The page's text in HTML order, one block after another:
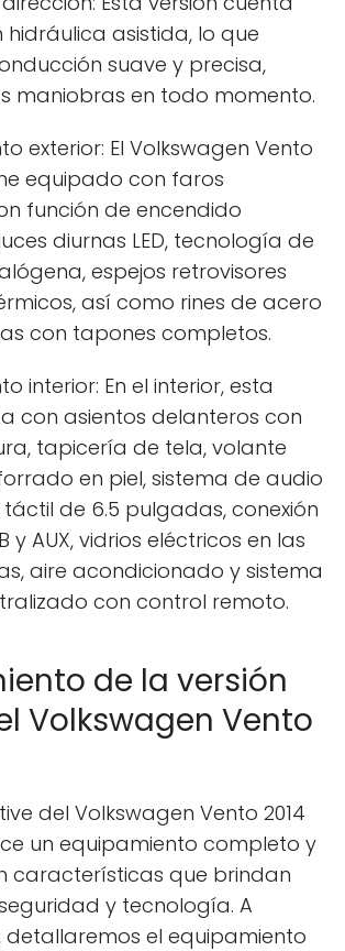
hidráulica asistida, lo que
suave y precisa,
maniobras en todo momento.
exterior: El Volkswagen Vento
equipado con faros
función de encendido
diurnas LED, tecnología de
espejos retrovisores
así como rines de acero
con tapones completos.
interior: En el interior, esta
con asientos delanteros con
tapicería de tela, volante
en piel, sistema de audio
de 6.5 pulgadas, conexión
y AUX, vidrios eléctricos en las
aire acondicionado y sistema
con control remoto.
de la versión
Volkswagen Vento
del Volkswagen Vento 2014
un equipamiento completo y
características que brindan
y tecnología. A
detallaremos el equipamiento